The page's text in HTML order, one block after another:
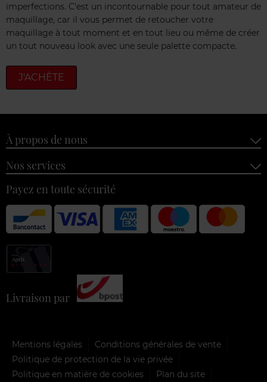
imperfections. C'est un incontournable pour tout amateur de
maquillage, car il vous permet de retoucher votre
maquillage à tout moment et en tout lieu ou même de créer
un tout nouveau look avec une seule palette compacte.
J'ACHÈTE
À propos de nous
Nos services
Payez en toute sécurité
Livraison par
Mentions légales
Conditions générales de vente
Politique de protection de la vie privée
Politique en matière de cookies
Plan du site